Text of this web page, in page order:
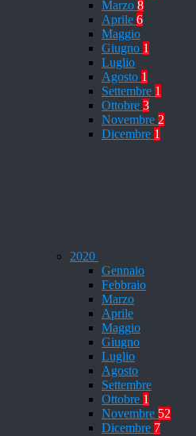
Marzo 8
Aprile 6
Maggio
Giugno 1
Luglio
Agosto 1
Settembre 1
Ottobre 3
Novembre 2
Dicembre 1
2020
Gennaio
Febbraio
Marzo
Aprile
Maggio
Giugno
Luglio
Agosto
Settembre
Ottobre 1
Novembre 52
Dicembre 7